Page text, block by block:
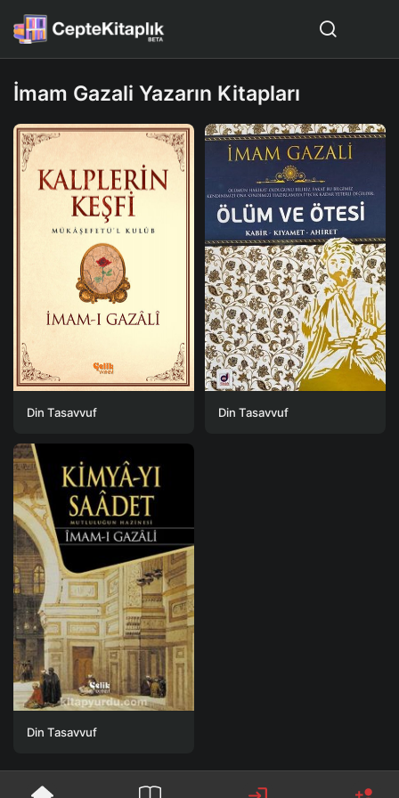
İmam Gazali Yazarın Kitapları
Din Tasavvuf Din Tasavvuf
Din Tasavvuf